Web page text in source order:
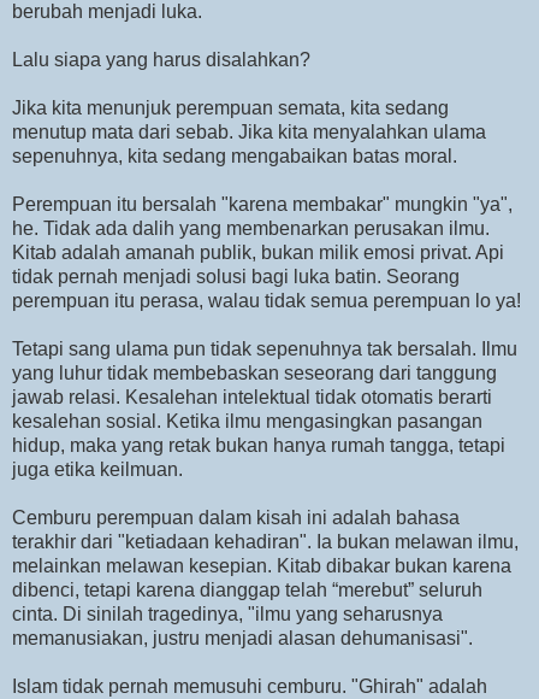
berubah menjadi luka.
Lalu siapa yang harus disalahkan?
Jika kita menunjuk perempuan semata, kita sedang
menutup mata dari sebab. Jika kita menyalahkan ulama
sepenuhnya, kita sedang mengabaikan batas moral.
Perempuan itu bersalah "karena membakar" mungkin "ya",
he. Tidak ada dalih yang membenarkan perusakan ilmu.
Kitab adalah amanah publik, bukan milik emosi privat. Api
tidak pernah menjadi solusi bagi luka batin. Seorang
perempuan itu perasa, walau tidak semua perempuan lo ya!
Tetapi sang ulama pun tidak sepenuhnya tak bersalah. Ilmu
yang luhur tidak membebaskan seseorang dari tanggung
jawab relasi. Kesalehan intelektual tidak otomatis berarti
kesalehan sosial. Ketika ilmu mengasingkan pasangan
hidup, maka yang retak bukan hanya rumah tangga, tetapi
juga etika keilmuan.
Cemburu perempuan dalam kisah ini adalah bahasa
terakhir dari "ketiadaan kehadiran". Ia bukan melawan ilmu,
melainkan melawan kesepian. Kitab dibakar bukan karena
dibenci, tetapi karena dianggap telah “merebut” seluruh
cinta. Di sinilah tragedinya, "ilmu yang seharusnya
memanusiakan, justru menjadi alasan dehumanisasi".
Islam tidak pernah memusuhi cemburu. "Ghirah" adalah